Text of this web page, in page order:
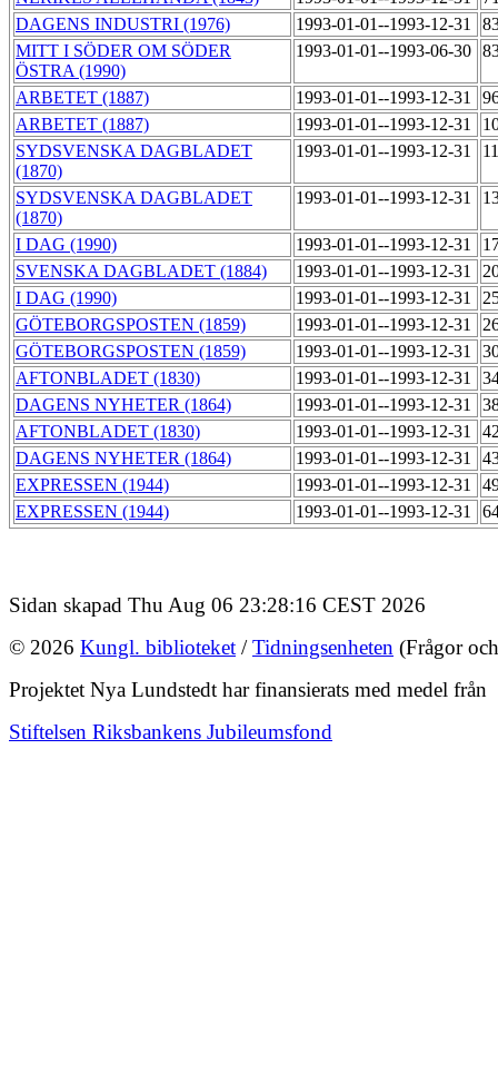
DAGENS INDUSTRI (1976)
1993-01-01--1993-12-31
MITT I SÖDER OM SÖDER
ÖSTRA (1990)
1993-01-01--1993-06-30
ARBETET (1887) 1993-01-01--1993-12-31
ARBETET (1887)
1993-01-01--1993-12-31
SYDSVENSKA DAGBLADET
(1870)
1993-01-01--1993-12-31
SYDSVENSKA DAGBLADET
(1870)
1993-01-01--1993-12-31
I DAG (1990) 1993-01-01--1993-12-31
SVENSKA DAGBLADET (1884)
1993-01-01--1993-12-31
I DAG (1990)
1993-01-01--1993-12-31
GÖTEBORGSPOSTEN (1859)
1993-01-01--1993-12-31
GÖTEBORGSPOSTEN (1859)
1993-01-01--1993-12-31
AFTONBLADET (1830)
1993-01-01--1993-12-31
DAGENS NYHETER (1864)
1993-01-01--1993-12-31
AFTONBLADET (1830)
1993-01-01--1993-12-31
DAGENS NYHETER (1864)
1993-01-01--1993-12-31
EXPRESSEN (1944)
1993-01-01--1993-12-31
EXPRESSEN (1944)
1993-01-01--1993-12-31
Sidan skapad Thu Aug 06 23:28:16 CEST 2026
© 2026 Kungl. biblioteket /Tidningsenheten (Frågor
Projektet Nya Lundstedt har finansierats med medel från
Stiftelsen Riksbankens Jubileumsfond